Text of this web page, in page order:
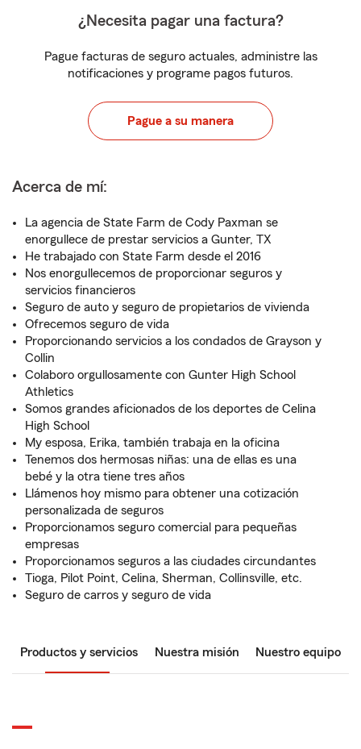
¿Necesita pagar una factura?
Pague facturas de seguro actuales, administre las
notificaciones y programe pagos futuros.
Pague a su manera
Acerca de mí:
La agencia de State Farm de Cody Paxman se
enorgullece de prestar servicios a Gunter, TX
He trabajado con State Farm desde el 2016
Nos enorgullecemos de proporcionar seguros y
servicios financieros
Seguro de auto y seguro de propietarios de vivienda
Ofrecemos seguro de vida
Proporcionando servicios a los condados de Grayson y
Collin
Colaboro orgullosamente con Gunter High School
Athletics
Somos grandes aficionados de los deportes de Celina
High School
My esposa, Erika, también trabaja en la oficina
Tenemos dos hermosas niñas: una de ellas es una
bebé y la otra tiene tres años
Llámenos hoy mismo para obtener una cotización
personalizada de seguros
Proporcionamos seguro comercial para pequeñas
empresas
Proporcionamos seguros a las ciudades circundantes
Tioga, Pilot Point, Celina, Sherman, Collinsville, etc.
Seguro de carros y seguro de vida
Productos y servicios Nuestra misión Nuestro equipo